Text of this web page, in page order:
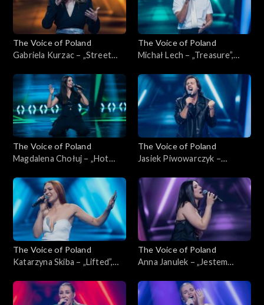
The Voice of Poland
Gabriela Kurzac – „Street
Nokaut, 1 listopada 2025
The Voice of Poland
Michał Lech – „Treasure”,
Nokaut, 1 listopada 2025
The Voice of Poland
Magdalena Chołuj – „Hot
Poland”, Nokaut, 1 listopada
2025
The Voice of Poland
Jasiek Piwowarczyk –
of Poland”, Nokaut, 1
listopada 2025
The Voice of Poland
Katarzyna Skiba – „Lifted”,
Nokaut, 1 listopada 2025
The Voice of Poland
Anna Janulek – „Jestem
Poland”, Nokaut, 1 listopada
2025